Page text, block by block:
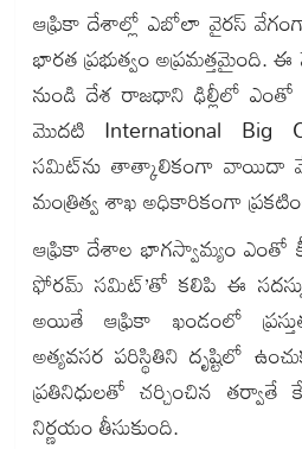
ఆఫ్రికా దేశాల్లో ఎబోలా వైరస్
భారత ప్రభుత్వం అప్రమత్తమైంది.
నుండి దేశ రాజధాని ఢిల్లీలో ఎంతో
మొదటి International Big
సమిట్‌ను తాత్కాలికంగా వాయిదా
మంత్రిత్వ శాఖ అధికారికంగా
ఆఫ్రికా దేశాల భాగస్వామ్యం ఎంతో
ఫోరమ్ సమిట్’తో కలిపి ఈ
అయితే ఆఫ్రికా ఖండంలో
అత్యవసర పరిస్థితిని దృష్టిలో
ప్రతినిధులతో చర్చించిన తర్వాతే
నిర్ణయం తీసుకుంది.